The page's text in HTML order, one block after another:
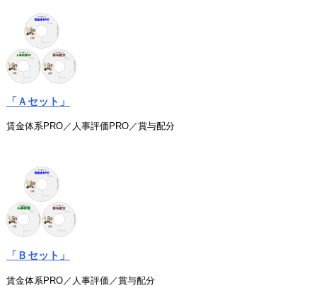
「Ａセット」
賃金体系PRO／人事評価PRO／賞与配分
「Ｂセット」
賃金体系PRO／人事評価／賞与配分